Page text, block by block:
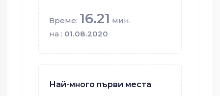
Време: 16.21 мин.
на : 01.08.2020
Най-много първи места